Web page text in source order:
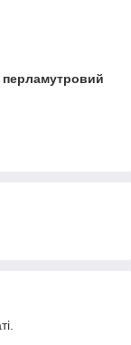
перламутровий